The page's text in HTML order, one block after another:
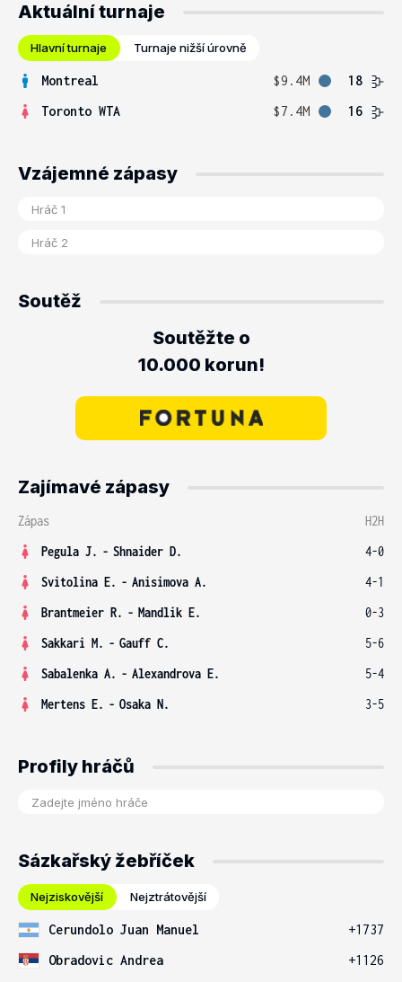
Aktuální turnaje
Hlavní turnaje Turnaje nižší úrovně
Montreal $9.4M
18
Toronto WTA
$7.4M 16
Vzájemné zápasy
Soutěž
Soutěžte o
10.000 korun!
Zajímavé zápasy
Zápas
H2H
Pegula J. - Shnaider D.
4-0
Svitolina E. - Anisimova A.
4-1
Brantmeier R. - Mandlik E.
0-3
Sakkari M. - Gauff C.
5-6
Sabalenka A. - Alexandrova E.
5-4
Mertens E. - Osaka N. 3-5
Profily hráčů
Sázkařský žebříček
Nejziskovější Nejztrátovější
Cerundolo Juan Manuel
+1737
Obradovic Andrea
+1126